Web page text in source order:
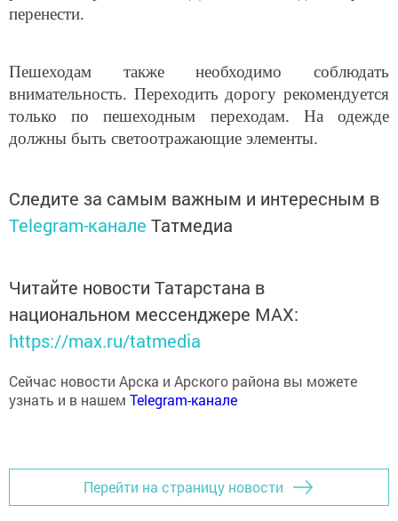
перенести.
Пешеходам также необходимо соблюдать
внимательность. Переходить дорогу рекомендуется
только по пешеходным переходам. На одежде
должны быть светоотражающие элементы.
Следите за самым важным и интересным в
Telegram-канале Татмедиа
Читайте новости Татарстана в
национальном мессенджере MАХ:
https://max.ru/tatmedia
Сейчас новости Арска и Арского района вы можете
узнать и в нашем Telegram-канале
Перейти на страницу новости